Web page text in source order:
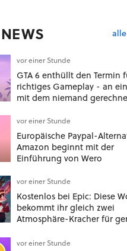
vor einer Stunde
GTA 6 enthüllt den Termin
richtiges Gameplay - an
mit dem niemand
vor einer Stunde
Europäische Paypal-
Amazon beginnt mit der
Einführung von Wero
vor einer Stunde
Kostenlos bei Epic: Diese
bekommt ihr gleich zwei
Atmosphäre-Kracher für
vor einer Stunde